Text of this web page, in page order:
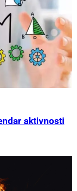
aktivnosti